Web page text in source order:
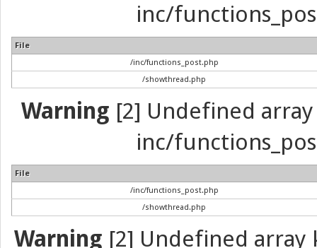
inc/
File
/inc/functions_post.php
/showthread.php
Warning [2] Undefined
inc/
File
/inc/functions_post.php
/showthread.php
Warning [2] Undefined array